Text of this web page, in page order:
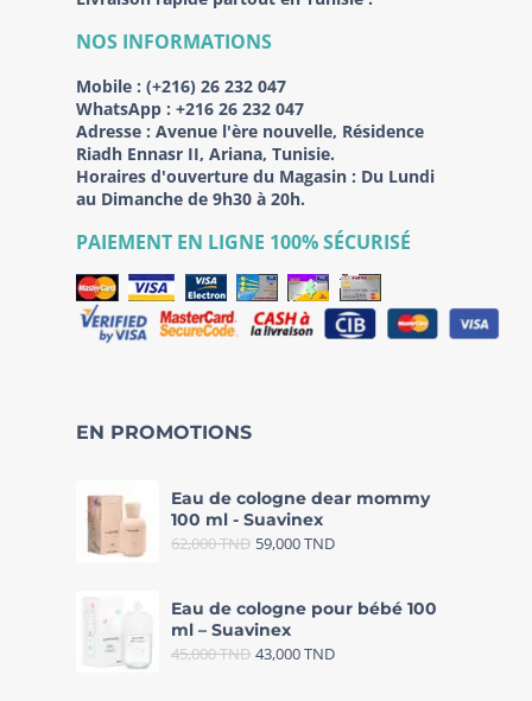
NOS INFORMATIONS
Mobile : (+216) 26 232 047
WhatsApp : +216 26 232 047
Adresse : Avenue l'ère nouvelle, Résidence
Riadh Ennasr II, Ariana, Tunisie.
Horaires d'ouverture du Magasin : Du Lundi
au Dimanche de 9h30 à 20h.
PAIEMENT EN LIGNE 100% SÉCURISÉ
EN PROMOTIONS
Eau de cologne dear mommy
100 ml - Suavinex
62,000TND 59,000TND
Eau de cologne pour bébé 100
ml – Suavinex
45,000TND 43,000TND